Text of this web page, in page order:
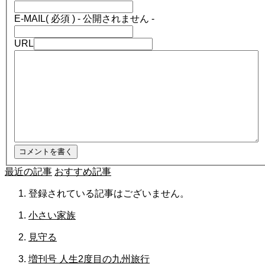
E-MAIL( 必須 ) - 公開されません -
URL
最近の記事 おすすめ記事
登録されている記事はございません。
小さい家族
見守る
増刊号 人生2度目の九州旅行